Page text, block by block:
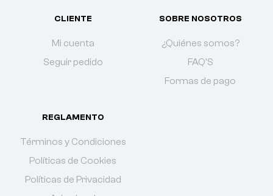
CLIENTE
Mi cuenta
Seguir pedido
SOBRE NOSOTROS
¿Quiénes somos?
FAQ'S
Formas de pago
REGLAMENTO
Términos y Condiciones
Políticas de Cookies
Políticas de Privacidad